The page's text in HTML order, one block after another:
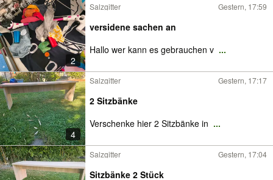
2
Salzgitter Gestern, 17:59
versidene sachen an
Hallo wer kann es gebrauchen v ...
4
Salzgitter Gestern, 17:17
2 Sitzbänke
Verschenke hier 2 Sitzbänke in ...
Salzgitter Gestern, 17:04
Sitzbänke 2 Stück